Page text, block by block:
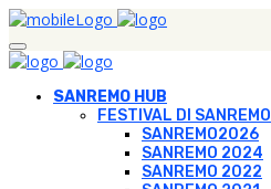
SANREMO HUB
FESTIVAL DI SANREMO
SANREMO2026
SANREMO 2024
SANREMO 2022